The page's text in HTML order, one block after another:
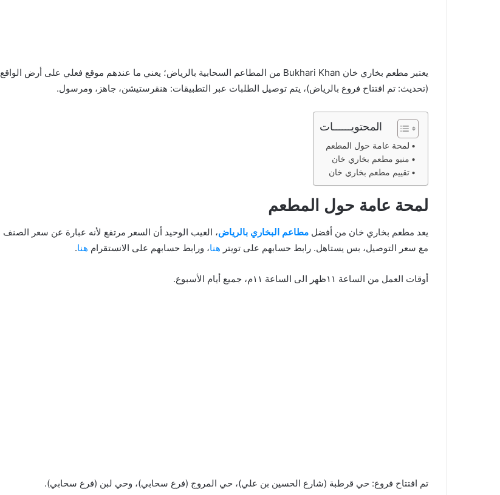
يعتبر مطعم بخاري خان Bukhari Khan من المطاعم السحابية بالرياض؛ يعني ما عندهم موقع فعلي على أرض الواقع
(تحديث: تم افتتاح فروع بالرياض)، يتم توصيل الطلبات عبر التطبيقات: هنقرستيشن، جاهز، ومرسول.
المحتويــــــات
لمحة عامة حول المطعم
منيو مطعم بخاري خان
تقييم مطعم بخاري خان
لمحة عامة حول المطعم
يعد مطعم بخاري خان من أفضل مطاعم البخاري بالرياض، العيب الوحيد أن السعر مرتفع لأنه عبارة عن سعر الصنف
مع سعر التوصيل، بس يستاهل. رابط حسابهم على تويتر هنا، ورابط حسابهم على الانستقرام هنا.
أوقات العمل من الساعة ١١ظهر الى الساعة ١١م، جميع أيام الأسبوع.
تم افتتاح فروع: حي قرطبة (شارع الحسين بن علي)، حي المروج (فرع سحابي)، وحي لبن (فرع سحابي).